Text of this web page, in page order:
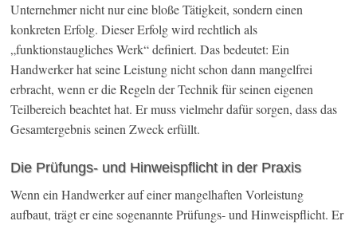
Unternehmer nicht nur eine bloße Tätigkeit, sondern einen
konkreten Erfolg. Dieser Erfolg wird rechtlich als
„funktionstaugliches Werk“ definiert. Das bedeutet: Ein
Handwerker hat seine Leistung nicht schon dann mangelfrei
erbracht, wenn er die Regeln der Technik für seinen eigenen
Teilbereich beachtet hat. Er muss vielmehr dafür sorgen, dass das
Gesamtergebnis seinen Zweck erfüllt.
Die Prüfungs- und Hinweispflicht in der Praxis
Wenn ein Handwerker auf einer mangelhaften Vorleistung
aufbaut, trägt er eine sogenannte Prüfungs- und Hinweispflicht. Er